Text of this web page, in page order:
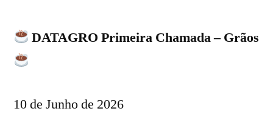
DATAGRO Primeira Chamada – Grãos
10 de Junho de 2026